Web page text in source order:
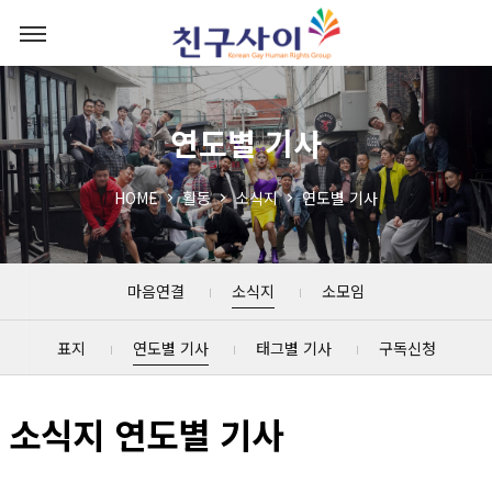
연도별 기사
HOME 활동 소식지 연도별 기사
마음연결 소식지 소모임
표지 연도별 기사 태그별 기사 구독신청
소식지 연도별 기사